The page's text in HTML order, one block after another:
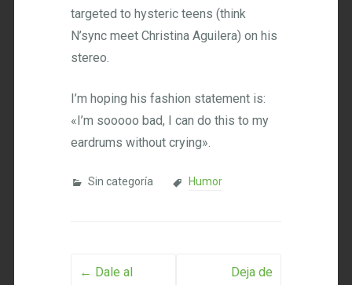
targeted to hysteric teens (think
N’sync meet Christina Aguilera) on his
stereo.
I’m hoping his fashion statement is:
«I’m sooooo bad, I can do this to my
eardrums without crying».
Sin categoría Humor
Post navigation
← Dale al
Deja de